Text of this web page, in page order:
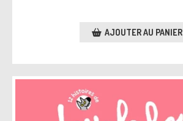
AJOUTER AU PANIER